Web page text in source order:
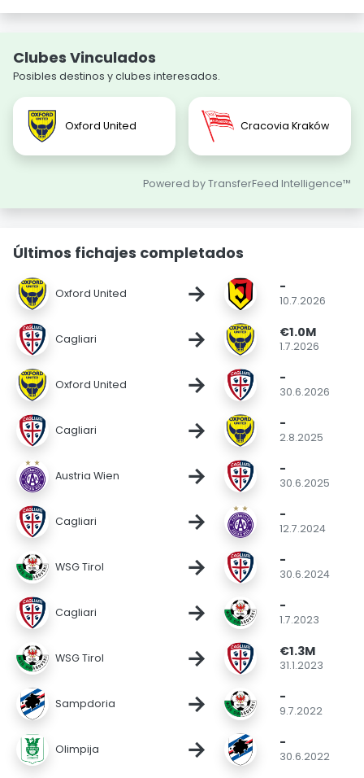
Clubes Vinculados
Posibles destinos y clubes interesados.
Oxford United Cracovia Kraków
Powered by TransferFeed Intelligence™
Últimos fichajes completados
Oxford United → -
10.7.2026
Cagliari → €1.0M
1.7.2026
Oxford United → -
30.6.2026
Cagliari → -
2.8.2025
Austria Wien → -
30.6.2025
Cagliari → -
12.7.2024
WSG Tirol → -
30.6.2024
Cagliari → -
1.7.2023
WSG Tirol → €1.3M
31.1.2023
Sampdoria → -
9.7.2022
Olimpija → -
30.6.2022